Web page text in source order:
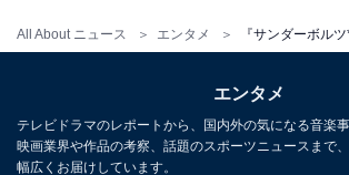
All About ニュース エンタメ
第164回
エンタメ
テレビドラマのレポートから、国内外の気になる音楽
映画業界や作品の考察、話題のスポーツニュースまで
幅広くお届けしています。